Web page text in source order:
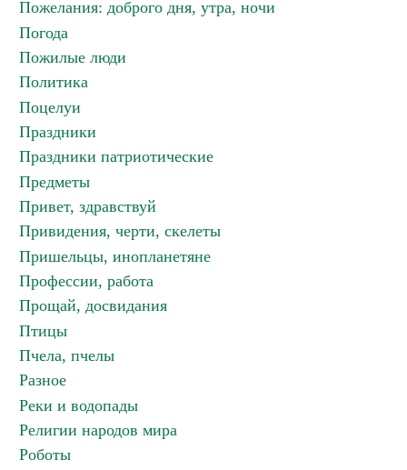
Пожелания: доброго дня, утра, ночи
Погода
Пожилые люди
Политика
Поцелуи
Праздники
Праздники патриотические
Предметы
Привет, здравствуй
Привидения, черти, скелеты
Пришельцы, инопланетяне
Профессии, работа
Прощай, досвидания
Птицы
Пчела, пчелы
Разное
Реки и водопады
Религии народов мира
Роботы